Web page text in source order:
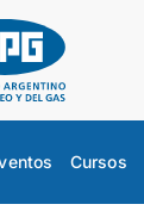
Cursos